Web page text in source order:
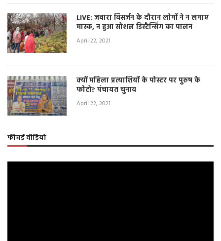
LIVE: जवारा विसर्जन के दौरान लोगों ने न लगाए
मास्क, न हुआ सोशल डिस्टैन्सिंग का पालन
April 22, 2021
क्यों महिला प्रत्याशियों के पोस्टर पर पुरुष के
फोटो? पंचायत चुनाव
April 22, 2021
फीचर्ड वीडियो